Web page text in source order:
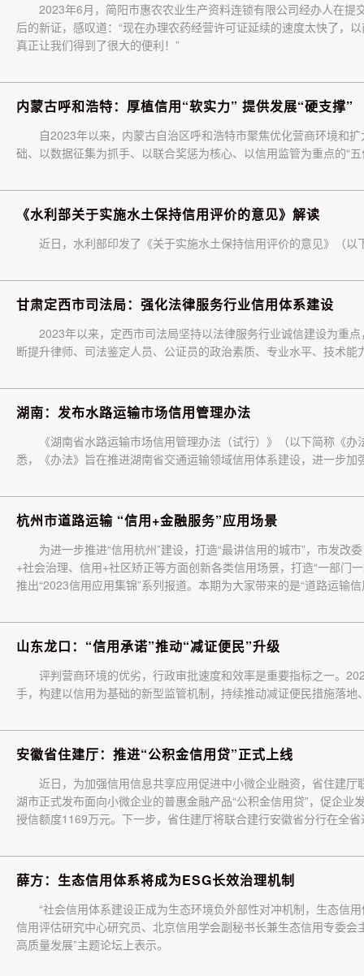
2023年6月，简阳市惠农农业生产资料连锁有限公司经办人在
后的新证，感叹道：“现在办理农药经营许可证延续的速度太快了，
真正让我们得到了很大的便利！”
内蒙古呼和浩特：厚植信用“软实力” 提供发展“硬支撑”
自2023年以来，内蒙古自治区呼和浩特市聚焦优化营商环境和
础、以数据征集为抓手、以联合奖惩为核心、以信用监管为重点的“
《水利部关于实施水土保持信用评价的意见》解读
近日，水利部印发了《关于实施水土保持信用评价的意见》（
甘肃定西市司法局：强化法律服务行业信用体系建设
2023年以来，定西市司法局坚持以法律服务行业诚信建设为重
断提升律师、司法鉴定人员、公证员的政治素质、专业水平、技术
湖南：发布水路运输市场信用管理办法
《湖南省水路运输市场信用管理办法（试行）》（以下简称《
悉，《办法》旨在推进湖南省交通运输领域信用体系建设，进一步
杭州市道路运输 “信用+金融服务”应用场景
为进一步推进“信用杭州”建设，打造“最讲信用的城市”，市发
+社会治理、信用+社区矫正等方面创新各类信用场景，打造“一部门
推出“2023信用应用集锦”系列报道。本期为大家带来的是“道路运输
山东龙口：“信用承诺”推动“减证便民”升级
评判营商环境的优劣，行政审批速度和效率是重要指标之一。
手，构建以信用为基础的新型监管机制，持续推动减证便民措施落地
安徽省住建厅：推进“公积金信用贷”正式上线
近日，为加强信用信息共享应用促进中小微企业融资，省住建
湖市正式发布面向小微企业的普惠金融产品“公积金信用贷”，促企
授信额度1169万元。下一步，省住建厅将联合建行安徽省分行在全
薛方：生态信用体系将成为ESG长效治理机制
“社会信用体系建设正成为生态环境负外部性对冲机制，生态信
信用评估研究中心研究员、北京信用学会副秘书长兼生态信用专委
高质量发展”主题论坛上表示。